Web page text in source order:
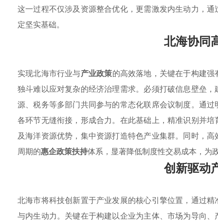
这一过程不仅涉及资源整合优化，更需激发内生动力，通
定坚实基础。
北海协同
实现北海市行业与产业政策的高效落地，关键在于构建
独斗难以应对复杂的经济治理需求。必须打破信息壁垒
源、税务等多部门共同参与的常态化联席会议制度。通
各环节无缝衔接，形成合力。在此基础上，精准识别并培
及海洋资源优势，集中资源打造特色产业集群。同时，高
周期的惠企政策扶持体系，显著降低制度性交易成本，为
创新驱动
北海市将科技创新置于产业发展的核心引擎位置，通过精
与内生动力。关键在于构建以企业为主体、市场为导向